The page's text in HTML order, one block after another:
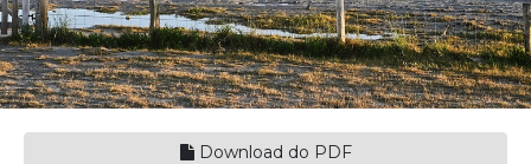
Download do PDF